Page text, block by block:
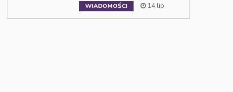
WIADOMOŚCI 14 lip